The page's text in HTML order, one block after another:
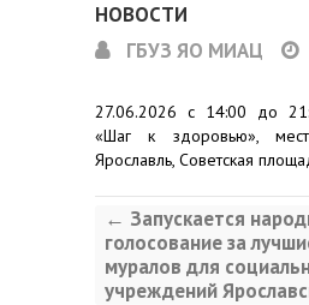
НОВОСТИ
ГБУЗ ЯО МИАЦ
27.06.2026 с 14:00 до
«Шаг к здоровью»,
Ярославль, Советская
← Запускается
голосование за
муралов для
учреждений